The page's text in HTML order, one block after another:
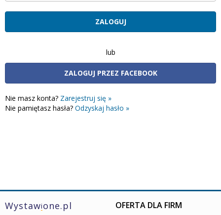
lub
ZALOGUJ PRZEZ FACEBOOK
Nie masz konta? Zarejestruj się »
Nie pamiętasz hasła? Odzyskaj hasło »
Wystawione.pl OFERTA DLA FIRM